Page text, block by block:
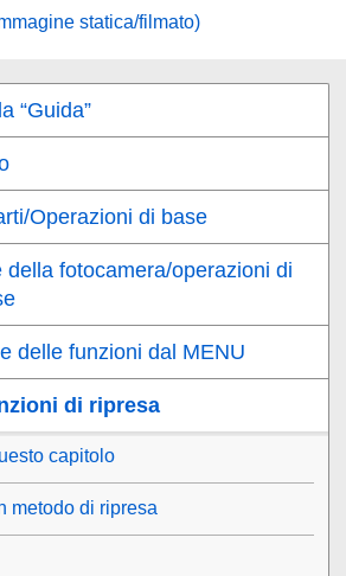
statica/filmato)
“Guida”
Operazioni di base
della fotocamera/operazioni di
delle funzioni dal MENU
di ripresa
capitolo
metodo di ripresa